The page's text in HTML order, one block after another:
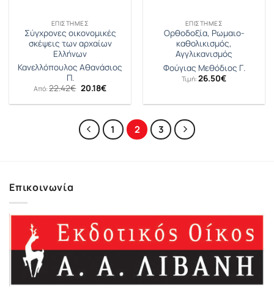
ΕΠΙΣΤΉΜΕΣ
Σύγχρονες οικονομικές
σκέψεις των αρχαίων
Ελλήνων
Κανελλόπουλος Αθανάσιος
Π.
Από:22.42€ Original
price
was:
20.18€Η
τιμή
20.18€.
ΕΠΙΣΤΉΜΕΣ
Ορθοδοξία, Ρωμαιο-
καθολικισμός,
Αγγλικανισμός
Φούγιας Μεθόδιος Γ.
Τιμή: 26.50€
1 2 3
Επικοινωνία